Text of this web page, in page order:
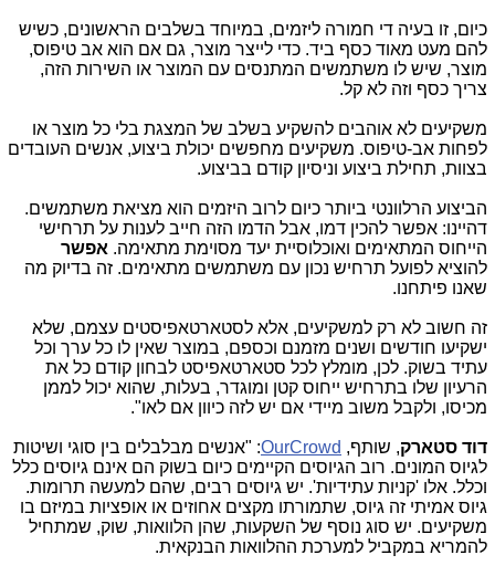
כיום, זו בעיה די חמורה ליזמים, במיוחד בשלבים הראשונים, כשיש
להם מעט מאוד כסף ביד. כדי לייצר מוצר, גם אם הוא אב טיפוס,
מוצר, שיש לו משתמשים המתנסים עם המוצר או השירות הזה,
צריך כסף וזה לא קל.
משקיעים לא אוהבים להשקיע בשלב של המצגת בלי כל מוצר או
לפחות אב-טיפוס. משקיעים מחפשים יכולת ביצוע, אנשים העובדים
בצוות, תחילת ביצוע וניסיון קודם בביצוע.
הביצוע הרלוונטי ביותר כיום לרוב היזמים הוא מציאת משתמשים.
דהיינו: אפשר להכין דמו, אבל הדמו הזה חייב לענות על תרחישי
הייחוס המתאימים ואוכלוסיית יעד מסוימת מתאימה. אפשר
להוציא לפועל תרחיש נכון עם משתמשים מתאימים. זה בדיוק מה
שאנו פיתחנו.
זה חשוב לא רק למשקיעים, אלא לסטארטאפיסטים עצמם, שלא
ישקיעו חודשים ושנים מזמנם וכספם, במוצר שאין לו כל ערך וכל
עתיד בשוק. לכן, מומלץ לכל סטארטאפיסט לבחון קודם כל את
הרעיון שלו בתרחיש ייחוס קטן ומוגדר, בעלות, שהוא יכול לממן
מכיסו, ולקבל משוב מיידי אם יש לזה כיוון אם לאו".
דוד סטארק, שותף, OurCrowd: "אנשים מבלבלים בין סוגי ושיטות
לגיוס המונים. רוב הגיוסים הקיימים כיום בשוק הם אינם גיוסים כלל
וכלל. אלו 'קניות עתידיות'. יש גיוסים רבים, שהם למעשה תרומות.
גיוס אמיתי זה גיוס, שתמורתו מקצים אחוזים או אופציות במיזם בו
משקיעים. יש סוג נוסף של השקעות, שהן הלוואות, שוק, שמתחיל
להמריא במקביל למערכת ההלוואות הבנקאית.